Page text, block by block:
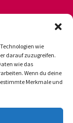
wie
darauf zuzugreifen.
wie das
Wenn du deine
Merkmale und